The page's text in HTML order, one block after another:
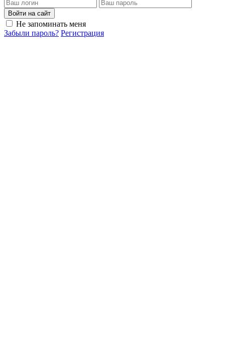
Войти на сайт
Не запоминать меня
Забыли пароль? Регистрация